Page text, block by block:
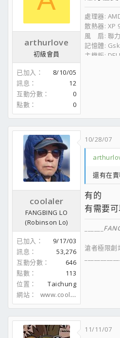
網路~中華
VPN:防火牆
arthurlove
初級會員
已加入
8/10/05
訊息
12
互動分數
0
點數
0
處理器:
散熱器: XP
風 扇: 聯
記憶體:
主機板: DFI
coolaler
FANGBING LO
(Robinson Lo)
已加入
9/17/03
訊息
53,276
互動分數
646
點數
113
位置
Taichung
網站
www.coolaler.com
10/28/07
還有在賣
有的
有需要
滄者極限創
11/11/07